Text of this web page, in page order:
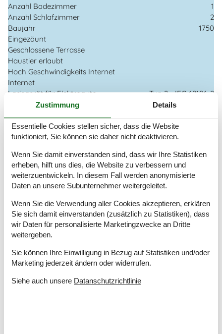
Anzahl Badezimmer
1
Anzahl Schlafzimmer
2
Baujahr
1750
Eingezäunt
Geschlossene Terrasse
Haustier erlaubt
Hoch Geschwindigkeits Internet
Internet
Ladegerät für Elektroauto
Typ 2 - IEC 62196-2
Nationales Fernsehen
Nichtraucher
Renoviert
Wohnfläche in m²
Draußen
Bademöglichkeiten (Sandstrand)
Carport
Eingezäuntes Grundstück
Gartengrill
Terrasse
Drinnen
Internetzugang
Kamin / Holzofen
Sauna
Zustimmung Details
Essentielle Cookies stellen sicher, dass die Website
funktioniert, Sie können sie daher nicht deaktivieren.
Wenn Sie damit einverstanden sind, dass wir Ihre Statistiken
erheben, hilft uns dies, die Website zu verbessern und
weiterzuentwickeln. In diesem Fall werden anonymisierte
Daten an unsere Subunternehmer weitergeleitet.
Wenn Sie die Verwendung aller Cookies akzeptieren, erklären
Sie sich damit einverstanden (zusätzlich zu Statistiken), dass
wir Daten für personalisierte Marketingzwecke an Dritte
weitergeben.
Sie können Ihre Einwilligung in Bezug auf Statistiken und/oder
Marketing jederzeit ändern oder widerrufen.
Siehe auch unsere Datanschutzrichtlinie